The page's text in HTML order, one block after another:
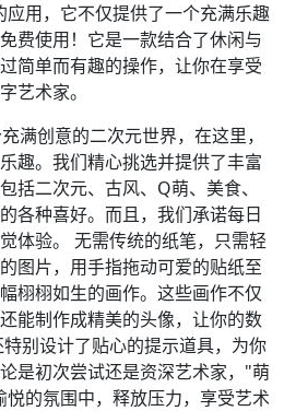
用，它不仅提供了一个充满乐趣
费使用！它是一款结合了休闲与
简单而有趣的操作，让你在享受
艺术家。
满创意的二次元世界，在这里，
趣。我们精心挑选并提供了丰富
括二次元、古风、Q萌、美食、
各种喜好。而且，我们承诺每日
体验。 无需传统的纸笔，只需轻
图片，用手指拖动可爱的贴纸至
栩栩如生的画作。这些画作不仅
能制作成精美的头像，让你的数
别设计了贴心的提示道具，为你
是初次尝试还是资深艺术家，"萌
的氛围中，释放压力，享受艺术